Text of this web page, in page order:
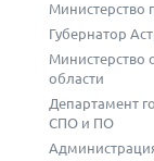
Министерство
Губернатор
Министерство
области
Департамент
СПО и ПО